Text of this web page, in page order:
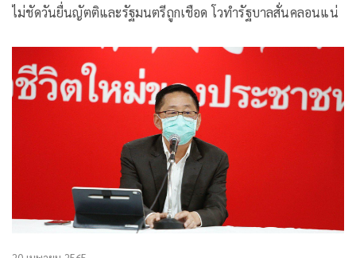
ไม่ชัดวันยื่นญัตติและรัฐมนตรีถูกเชือด โวทำรัฐบาลสั่นคลอนแน่